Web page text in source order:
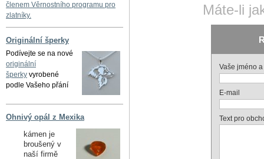
členem Věrnostního programu pro
zlatníky.
Originální šperky
Podívejte se na nové
originální
šperky vyrobené
podle Vašeho přání
Ohnivý opál z Mexika
kámen je
broušený v
naší firmě
Máte-li
Vaše jméno
E-mail
Text pro